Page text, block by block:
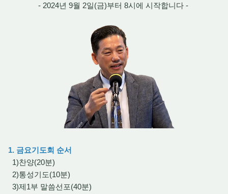
- 2024년 9월 2일(금)부터 8시에 시작합니다 -
1. 금요기도회 순서
1)찬양(20분)
2)통성기도(10분)
3)제1부 말씀선포(40분)